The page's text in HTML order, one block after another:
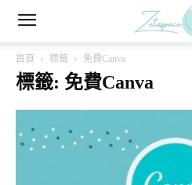
首頁 標籤 免費Canva
標籤: 免費Canva